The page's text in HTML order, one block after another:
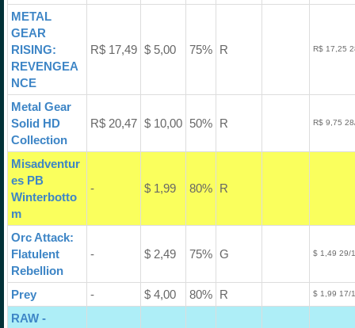
METAL
GEAR
RISING:
REVENGEA
NCE
R$ 17,49 $ 5,00 75% R R$ 17,25
Metal Gear
Solid HD
Collection
R$ 20,47 $ 10,00 50% R R$ 9,75
Misadventur
es PB
Winterbotto
m
- $ 1,99 80% R
Orc Attack:
Flatulent
Rebellion
- $ 2,49 75% G $ 1,49 29/
Prey - $ 4,00 80% R $ 1,99 17/
RAW -